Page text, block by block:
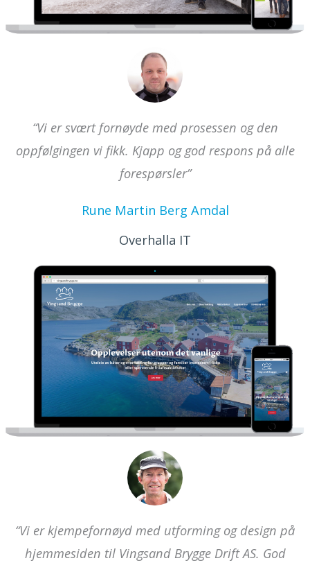
“Vi er svært fornøyde med prosessen og den
oppfølgingen vi fikk. Kjapp og god respons på alle
forespørsler”
Rune Martin Berg Amdal
Overhalla IT
“Vi er kjempefornøyd med utforming og design på
hjemmesiden til Vingsand Brygge Drift AS. God